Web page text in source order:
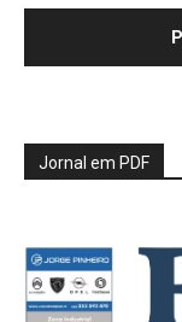
Jornal em PDF